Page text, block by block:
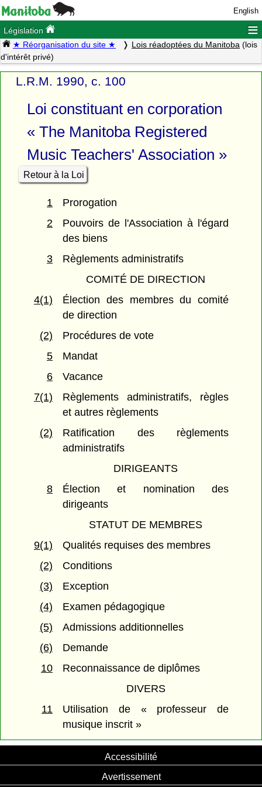
English
Législation ≡
★ Réorganisation du site ★ Lois réadoptées du Manitoba (lois
d'intérêt privé)
L.R.M. 1990, c. 100
Loi constituant en corporation
« The Manitoba Registered
Music Teachers' Association »
Retour à la Loi
1
Prorogation
2
Pouvoirs de l'Association à l'égard
des biens
3
Règlements administratifs
COMITÉ DE DIRECTION
4(1)
Élection des membres du comité
de direction
(2)
Procédures de vote
5
Mandat
6
Vacance
7(1)
Règlements administratifs, règles
et autres règlements
(2)
Ratification des règlements
administratifs
DIRIGEANTS
8
Élection et nomination des
dirigeants
STATUT DE MEMBRES
9(1)
Qualités requises des membres
(2)
Conditions
(3)
Exception
(4)
Examen pédagogique
(5)
Admissions additionnelles
(6)
Demande
10
Reconnaissance de diplômes
DIVERS
11
Utilisation de « professeur de
musique inscrit »
Accessibilité
Avertissement